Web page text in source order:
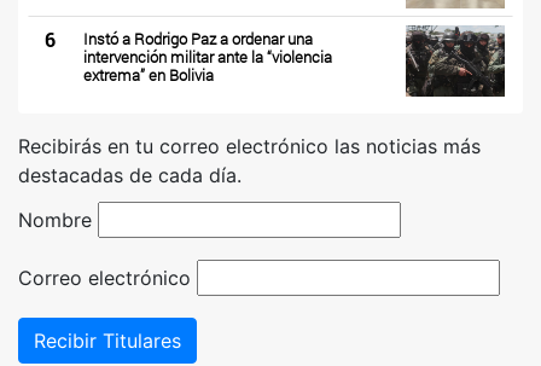
6
Instó a Rodrigo Paz a ordenar una
intervención militar ante la “violencia
extrema” en Bolivia
Recibirás en tu correo electrónico las noticias más
destacadas de cada día.
Nombre
Correo electrónico
Recibir Titulares